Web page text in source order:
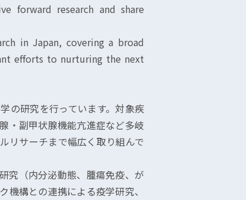
forward research and share
in Japan, covering a broad
efforts to nurturing the next
の研究を行っています。対象疾
・副甲状腺機能亢進症など多岐
リサーチまで幅広く取り組んで
究（内分泌動態、腫瘍免疫、が
構との連携による疫学研究、